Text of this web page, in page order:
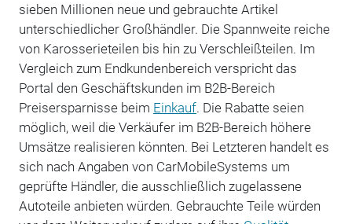
sieben Millionen neue und gebrauchte Artikel
unterschiedlicher Großhändler. Die Spannweite reiche
von Karosserieteilen bis hin zu Verschleißteilen. Im
Vergleich zum Endkundenbereich verspricht das
Portal den Geschäftskunden im B2B-Bereich
Preisersparnisse beim Einkauf. Die Rabatte seien
möglich, weil die Verkäufer im B2B-Bereich höhere
Umsätze realisieren könnten. Bei Letzteren handelt es
sich nach Angaben von CarMobileSystems um
geprüfte Händler, die ausschließlich zugelassene
Autoteile anbieten würden. Gebrauchte Teile würden